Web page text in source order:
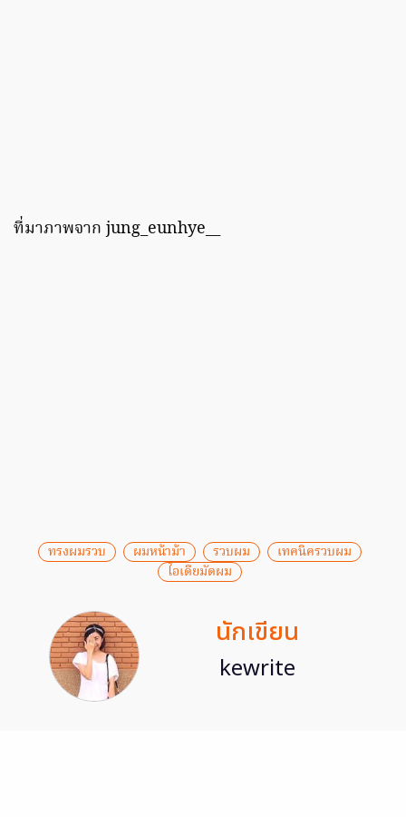
ที่มาภาพจาก jung_eunhye__
ทรงผมรวบ ผมหน้าม้า รวบผม
เทคนิครวบผม
ไอเดียมัดผม
นักเขียน
kewrite